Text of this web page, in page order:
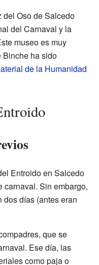
del Oso de Salcedo
del Carnaval y la
museo es muy
Binche ha sido
de la Humanidad
Entroido en Salcedo
carnaval. Sin embargo,
dos días (antes eran
que se
Ese día, las
como paja o